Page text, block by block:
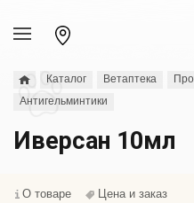
Каталог Ветаптека
Антигельминтики
Иверсан 10мл
О товаре Цена и заказ